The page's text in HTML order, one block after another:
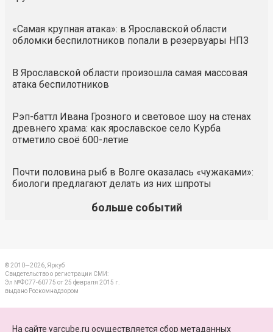
«Самая крупная атака»: в Ярославской области
обломки беспилотников попали в резервуары НПЗ
В Ярославской области произошла самая массовая
атака беспилотников
Рэп-баттл Ивана Грозного и световое шоу на стенах
древнего храма: как ярославское село Курба
отметило своё 600-летие
Почти половина рыб в Волге оказалась «чужаками»:
биологи предлагают делать из них шпроты
больше событий
© 2010—2026, Яркуб
Свидетельство о регистрации СМИ:
Эл №ФС77-60775 от 25 февраля 2015 г.
выдано Роскомнадзором
На сайте yarcube.ru осуществляется сбор метаданных